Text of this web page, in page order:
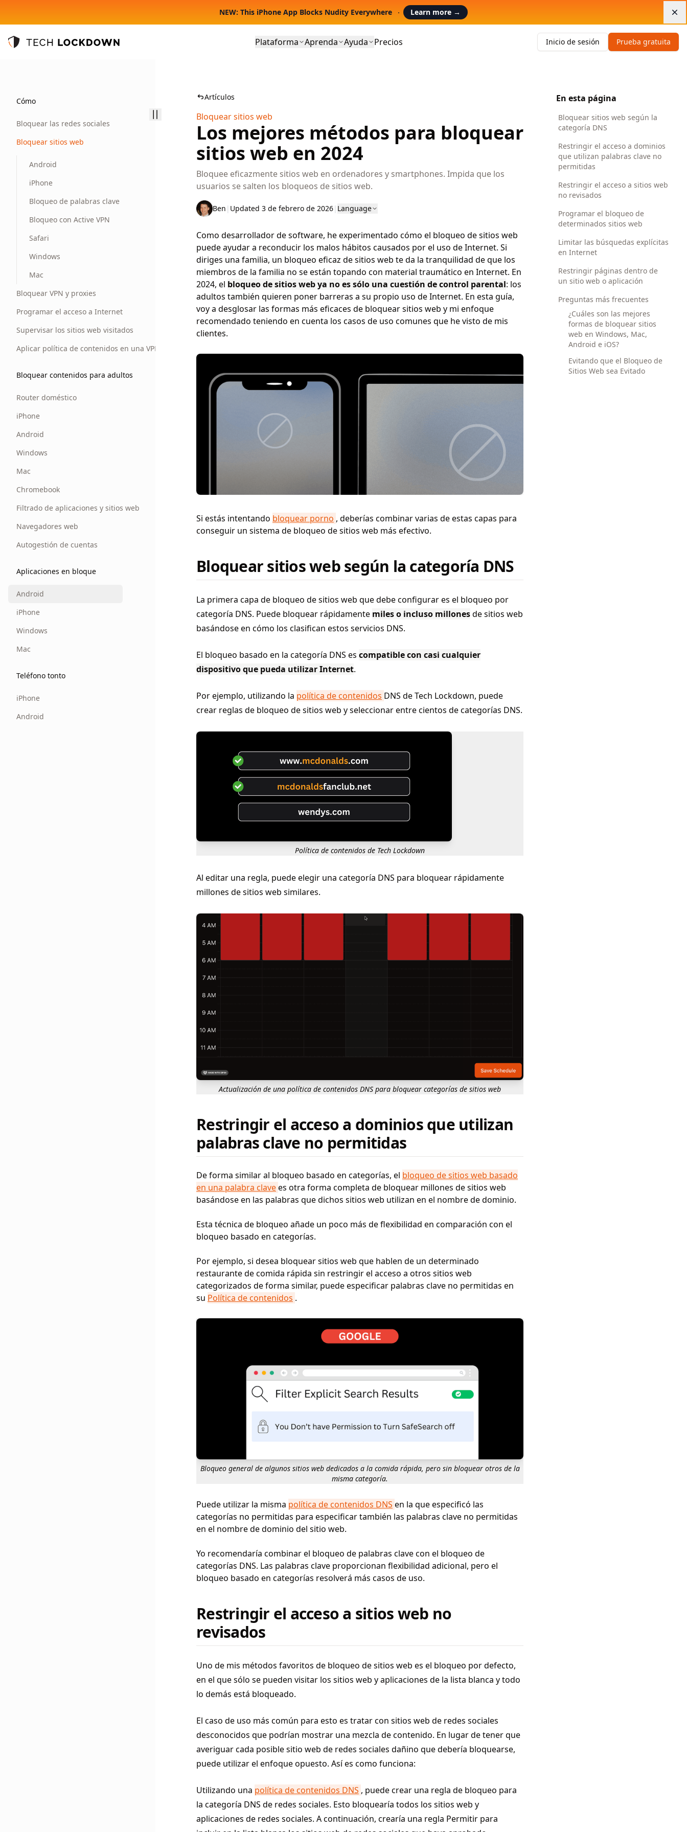
NEW: This iPhone App Blocks Nudity Everywhere Learn more →
Tech Lockdown
Plataforma Aprenda Ayuda Precios Inicio de sesión Prueba gratuita
Cómo
Bloquear las redes sociales
Bloquear sitios web
Android
iPhone
Bloqueo de palabras clave
Bloqueo con Active VPN
Safari
Windows
Mac
Bloquear VPN y proxies
Programar el acceso a Internet
Supervisar los sitios web visitados
Aplicar política de contenidos en una VPN
Bloquear contenidos para adultos
Router doméstico
iPhone
Android
Windows
Mac
Chromebook
Filtrado de aplicaciones y sitios web
Navegadores web
Autogestión de cuentas
Aplicaciones en bloque
Android
iPhone
Windows
Mac
Teléfono tonto
iPhone
Android
Artículos
Bloquear sitios web
Los mejores métodos para bloquear
sitios web en 2024
Bloquee eficazmente sitios web en ordenadores y smartphones. Impida que los
usuarios se salten los bloqueos de sitios web.
Ben | Updated 3 de febrero de 2026| Language
Como desarrollador de software, he experimentado cómo el bloqueo de sitios web
puede ayudar a reconducir los malos hábitos causados por el uso de Internet. Si
diriges una familia, un bloqueo eficaz de sitios web te da la tranquilidad de que los
miembros de la familia no se están topando con material traumático en Internet. En
2024, el bloqueo de sitios web ya no es sólo una cuestión de control parental: los
adultos también quieren poner barreras a su propio uso de Internet. En esta guía,
voy a desglosar las formas más eficaces de bloquear sitios web y mi enfoque
recomendado teniendo en cuenta los casos de uso comunes que he visto de mis
clientes.
Si estás intentando bloquear porno , deberías combinar varias de estas capas para
conseguir un sistema de bloqueo de sitios web más efectivo.
Bloquear sitios web según la categoría DNS
La primera capa de bloqueo de sitios web que debe configurar es el bloqueo por
categoría DNS. Puede bloquear rápidamente miles o incluso millonesde sitios web
basándose en cómo los clasifican estos servicios DNS.
El bloqueo basado en la categoría DNS es compatible con casi cualquier
dispositivo que pueda utilizar Internet.
Por ejemplo, utilizando la política de contenidos DNS de Tech Lockdown, puede
crear reglas de bloqueo de sitios web y seleccionar entre cientos de categorías DNS.
Política de contenidos de Tech Lockdown
Al editar una regla, puede elegir una categoría DNS para bloquear rápidamente
millones de sitios web similares.
Actualización de una política de contenidos DNS para bloquear categorías de sitios web
Restringir el acceso a dominios que utilizan
palabras clave no permitidas
De forma similar al bloqueo basado en categorías, el bloqueo de sitios web basado
en una palabra clavees otra forma completa de bloquear millones de sitios web
basándose en las palabras que dichos sitios web utilizan en el nombre de dominio.
Esta técnica de bloqueo añade un poco más de flexibilidad en comparación con el
bloqueo basado en categorías.
Por ejemplo, si desea bloquear sitios web que hablen de un determinado
restaurante de comida rápida sin restringir el acceso a otros sitios web
categorizados de forma similar, puede especificar palabras clave no permitidas en
su Política de contenidos .
Bloqueo general de algunos sitios web dedicados a la comida rápida, pero sin bloquear otros de la
misma categoría.
Puede utilizar la misma política de contenidos DNS en la que especificó las
categorías no permitidas para especificar también las palabras clave no permitidas
en el nombre de dominio del sitio web.
Yo recomendaría combinar el bloqueo de palabras clave con el bloqueo de
categorías DNS. Las palabras clave proporcionan flexibilidad adicional, pero el
bloqueo basado en categorías resolverá más casos de uso.
Restringir el acceso a sitios web no
revisados
Uno de mis métodos favoritos de bloqueo de sitios web es el bloqueo por defecto,
en el que sólo se pueden visitar los sitios web y aplicaciones de la lista blanca y todo
lo demás está bloqueado.
El caso de uso más común para esto es tratar con sitios web de redes sociales
desconocidos que podrían mostrar una mezcla de contenido. En lugar de tener que
averiguar cada posible sitio web de redes sociales dañino que debería bloquearse,
puede utilizar el enfoque opuesto. Así es como funciona:
Utilizando una política de contenidos DNS , puede crear una regla de bloqueo para
la categoría DNS de redes sociales. Esto bloquearía todos los sitios web y
aplicaciones de redes sociales. A continuación, crearía una regla Permitir para
En esta página
Bloquear sitios web según la
categoría DNS
Restringir el acceso a dominios
que utilizan palabras clave no
permitidas
Restringir el acceso a sitios web
no revisados
Programar el bloqueo de
determinados sitios web
Limitar las búsquedas explícitas
en Internet
Restringir páginas dentro de
un sitio web o aplicación
Preguntas más frecuentes
¿Cuáles son las mejores
formas de bloquear sitios
web en Windows, Mac,
Android e iOS?
Evitando que el Bloqueo de
Sitios Web sea Evitado